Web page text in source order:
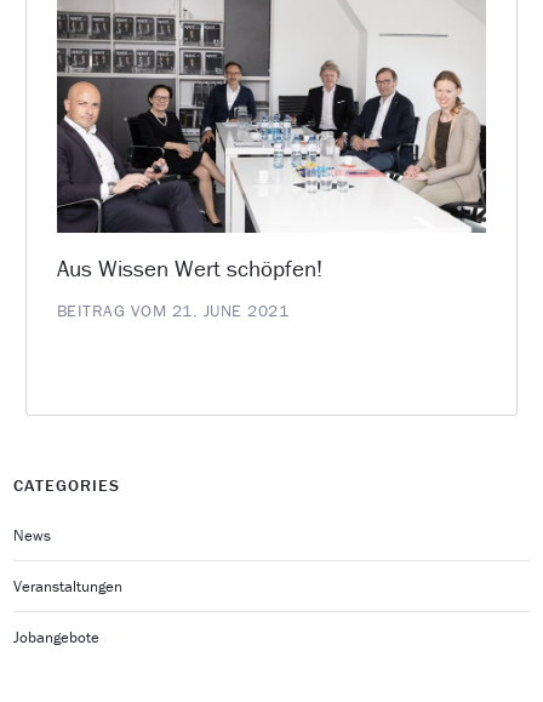
Aus Wissen Wert schöpfen!
BEITRAG VOM 21. JUNE 2021
CATEGORIES
News
Veranstaltungen
Jobangebote